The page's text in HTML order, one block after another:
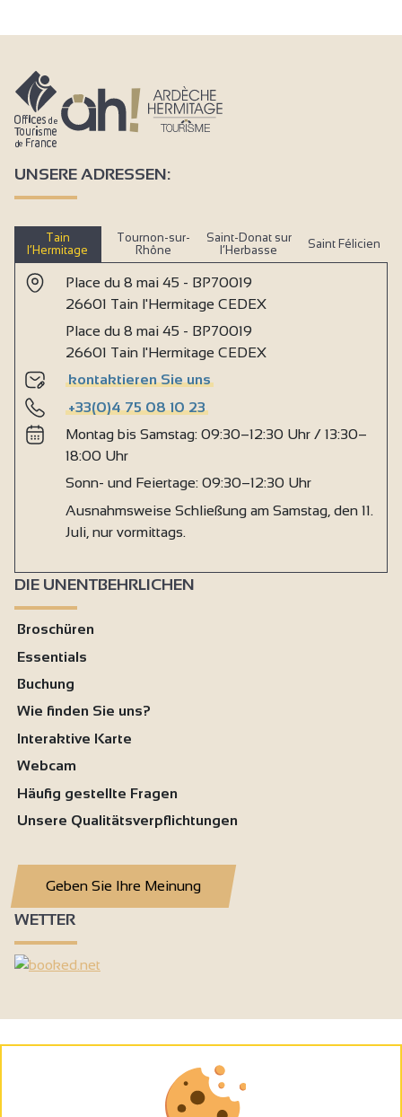
UNSERE ADRESSEN:
Tain
l’Hermitage
Tournon-sur-
Rhône
Saint-Donat sur
l’Herbasse
Saint Félicien
Place du 8 mai 45 - BP70019
26601 Tain l'Hermitage CEDEX
Place du 8 mai 45 - BP70019
26601 Tain l'Hermitage CEDEX
kontaktieren Sie uns
+33(0)4 75 08 10 23
Montag bis Samstag: 09:30–12:30 Uhr / 13:30–
18:00 Uhr
Sonn- und Feiertage: 09:30–12:30 Uhr
Ausnahmsweise Schließung am Samstag, den 11.
Juli, nur vormittags.
DIE UNENTBEHRLICHEN
Broschüren
Essentials
Buchung
Wie finden Sie uns?
Interaktive Karte
Webcam
Häufig gestellte Fragen
Unsere Qualitätsverpflichtungen
Geben Sie Ihre Meinung
WETTER